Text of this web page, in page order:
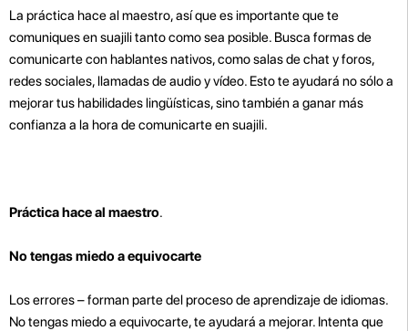
La práctica hace al maestro, así que es importante que te
comuniques en suajili tanto como sea posible. Busca formas de
comunicarte con hablantes nativos, como salas de chat y foros,
redes sociales, llamadas de audio y vídeo. Esto te ayudará no sólo a
mejorar tus habilidades lingüísticas, sino también a ganar más
confianza a la hora de comunicarte en suajili.
Práctica hace al maestro.
No tengas miedo a equivocarte
Los errores – forman parte del proceso de aprendizaje de idiomas.
No tengas miedo a equivocarte, te ayudará a mejorar. Intenta que